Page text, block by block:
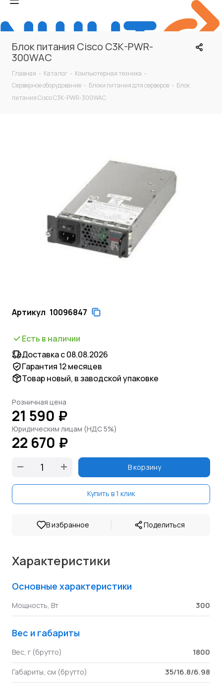
Блок питания Cisco C3K-PWR-
300WAC
Главная - Каталог - Компьютерная техника -
Серверное оборудование - Блоки питания для серверов - Блок
питания Cisco C3K-PWR-300WAC
Артикул 10096847
Есть в наличии
Доставка с 08.08.2026
Гарантия 12 месяцев
Товар новый, в заводской упаковке
Розничная цена
21 590 ₽
Юридическим лицам (НДС 5%)
22 670 ₽
В корзину
Купить в 1 клик
В избранное | Поделиться
Характеристики
Основные характеристики
Мощность, Вт 300
Вес и габариты
Вес, г (брутто) 1800
Габариты, см (брутто) 35/16.8/6.98